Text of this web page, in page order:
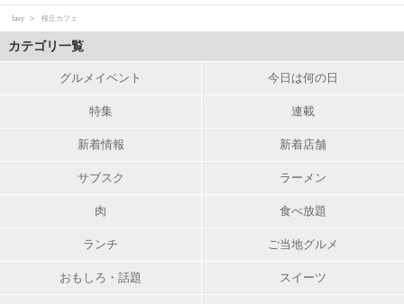
favy 桜丘カフェ
カテゴリ一覧
グルメイベント 今日は何の日
特集 連載
新着情報 新着店舗
サブスク ラーメン
肉 食べ放題
ランチ ご当地グルメ
おもしろ・話題 スイーツ